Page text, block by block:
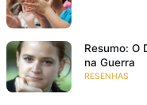
Resumo: O
na Guerra
RESENHAS